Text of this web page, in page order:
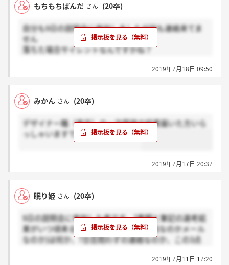
もちもちぱんだ さん (20卒)
自分も9日の説明会に参加しましたが何も連絡来てま
せん
落ちた場合サイレントなんですかね？
2019年7月18日 09:50
みかん さん (20卒)
デザイナー職（東京）の一次面接の結果届いた方いら
っしゃいますでしょうか？m(._.)m
2019年7月17日 20:37
眠り姫 さん (20卒)
9日の説明会に参加した者です。?書類と筆記の選考結
果がいつ頃来るか、?その通知方法(電話なのかメール
なのか)は何か、?合否問わずの連絡なのか、この3点
2019年7月11日 17:20